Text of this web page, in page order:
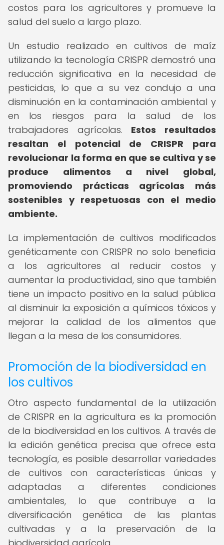
costos para los agricultores y promueve la
salud del suelo a largo plazo.
Un estudio realizado en cultivos de maíz
utilizando la tecnología CRISPR demostró una
reducción significativa en la necesidad de
pesticidas, lo que a su vez condujo a una
disminución en la contaminación ambiental y
en los riesgos para la salud de los
trabajadores agrícolas. Estos resultados
resaltan el potencial de CRISPR para
revolucionar la forma en que se cultiva y se
produce alimentos a nivel global,
promoviendo prácticas agrícolas más
sostenibles y respetuosas con el medio
ambiente.
La implementación de cultivos modificados
genéticamente con CRISPR no solo beneficia
a los agricultores al reducir costos y
aumentar la productividad, sino que también
tiene un impacto positivo en la salud pública
al disminuir la exposición a químicos tóxicos y
mejorar la calidad de los alimentos que
llegan a la mesa de los consumidores.
Promoción de la biodiversidad en
los cultivos
Otro aspecto fundamental de la utilización
de CRISPR en la agricultura es la promoción
de la biodiversidad en los cultivos. A través de
la edición genética precisa que ofrece esta
tecnología, es posible desarrollar variedades
de cultivos con características únicas y
adaptadas a diferentes condiciones
ambientales, lo que contribuye a la
diversificación genética de las plantas
cultivadas y a la preservación de la